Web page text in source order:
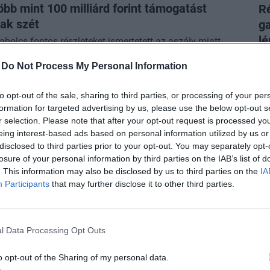
Do Not Process My Personal Information
opt-out of the sale, sharing to third parties, or processing of your
for targeted advertising by us, please use the below opt-out
selection. Please note that after your opt-out request is processed
interest-based ads based on personal information utilized by us
to third parties prior to your opt-out. You may separately
of your personal information by third parties on the IAB’s list of
This information may also be disclosed by us to third parties on the
Participants that may further disclose it to other third parties.
Data Processing Opt Outs
opt-out of the Sharing of my personal data.
mint 100 milliárd forint támogatást
szét
fontos részleteket ismertetett az aszály miatt
megszűnnek az
a szomszédban már
lépést készítenek elő
teljesen lecsaphatják a biztosítékot a nagy
az elvárásaikat
A